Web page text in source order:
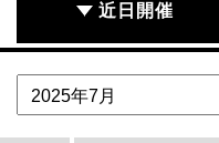
近日開催